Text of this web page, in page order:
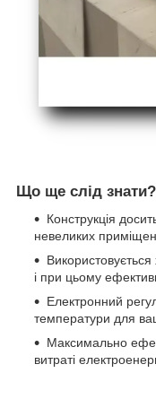
Що ще слід знати?
Конструкція
невеликих
і при цьому
Електронний
температури для
Максимально
витраті